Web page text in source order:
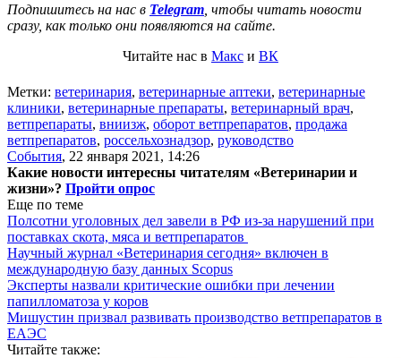
Подпишитесь на нас в Telegram , чтобы читать новости
сразу, как только они появляются на сайте.
Читайте нас в Макс и ВК
Метки: ветеринария, ветеринарные аптеки, ветеринарные
клиники, ветеринарные препараты, ветеринарный врач,
ветпрепараты, вниизж, оборот ветпрепаратов, продажа
ветпрепаратов, россельхознадзор, руководство
События, 22 января 2021, 14:26
Какие новости интересны читателям «Ветеринарии и
жизни»? Пройти опрос
Еще по теме
Полсотни уголовных дел завели в РФ из-за нарушений при
поставках скота, мяса и ветпрепаратов
Научный журнал «Ветеринария сегодня» включен в
международную базу данных Scopus
Эксперты назвали критические ошибки при лечении
папилломатоза у коров
Мишустин призвал развивать производство ветпрепаратов в
ЕАЭС
Читайте также: